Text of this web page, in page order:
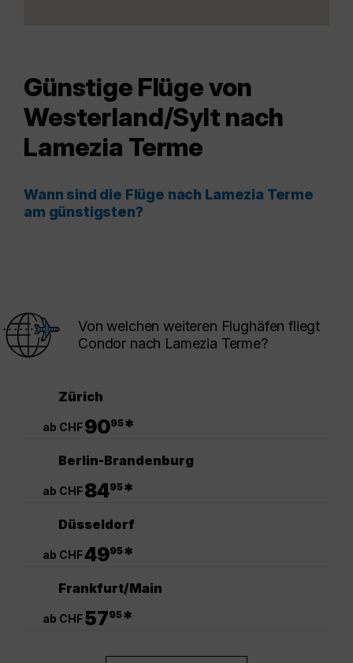
Günstige Flüge von
Westerland/Sylt nach
Lamezia Terme
Wann sind die Flüge nach Lamezia Terme
am günstigsten?
Von welchen weiteren Flughäfen fliegt
Condor nach Lamezia Terme?
Zürich
ab CHF9095*
Berlin-Brandenburg
ab CHF8495*
Düsseldorf
ab CHF4995*
Frankfurt/Main
ab CHF5795*